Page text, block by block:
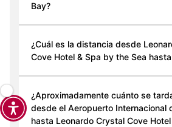
Bay?
¿Cuál es la distancia desde
Cove Hotel & Spa by the Sea
¿Aproximadamente cuánto se
desde el Aeropuerto Internacional
hasta Leonardo Crystal Cove